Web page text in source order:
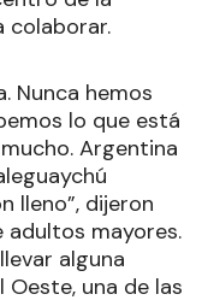
colaborar.
Nunca hemos
lo que está
Argentina
lleno”, dijeron
adultos mayores.
alguna
una de las